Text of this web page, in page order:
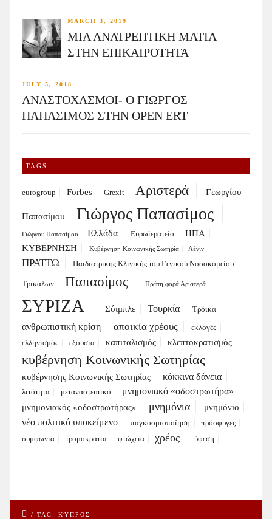
MARCH 3, 2019
ΜΙΑ ΑΝΑΤΡΕΠΤΙΚΗ ΜΑΤΙΑ
ΣΤΗΝ ΕΠΙΚΑΙΡΟΤΗΤΑ
JULY 5, 2018
ΑΝΑΣΤΟΧΑΣΜΟΙ- Ο ΓΙΩΡΓΟΣ
ΠΑΠΑΣΙΜΟΣ ΣΤΗΝ OPEN ERT
TAGS
eurogroup Forbes Grexit Αριστερά Γεωργίου
Παπασίμου Γιώργος Παπασίμος
Γιώργου Παπασίμου Ελλάδα Ευρωϊερατείο
ΗΠΑ
ΚΥΒΕΡΝΗΣΗ
Κυβέρνηση Κοινωνικής Σωτηρία Λένιν
ΠΡΑΤΤΩ Παιδιατρικής Κλινικής του Γενικού Νοσοκομείου
Τρικάλων Παπασίμος Πρώτη φορά Αριστερά
ΣΥΡΙΖΑ Σόιμπλε Τουρκία Τρόικα
ανθρωπιστική κρίση αποικία χρέους
εκλογές
ελληνισμός
εξουσία καπιταλισμός κλεπτοκρατισμός
κυβέρνηση Κοινωνικής Σωτηρίας
κυβέρνησης Κοινωνικής Σωτηρίας κόκκινα δάνεια
λιτότητα μεταναστευτικό μνημονιακό «οδοστρωτήρα»
μνημονιακός «οδοστρωτήρας» μνημόνια μνημόνιο
νέο πολιτικό υποκείμενο παγκοσμιοποίηση
πρόσφυγες
συμφωνία
τρομοκρατία φτώχεια χρέος ύφεση
/ TAG: ΚΎΠΡΟΣ